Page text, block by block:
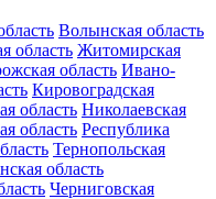
Волынская область
область Житомирская
область Ивано-
Кировоградская
область Николаевская
область Республика
Тернопольская
область
Черниговская